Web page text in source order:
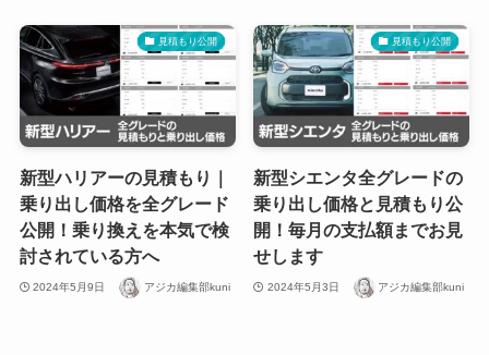
見積もり公開
新型ハリアーの見積もり｜
乗り出し価格を全グレード
公開！乗り換えを本気で検
討されている方へ
2024年5月9日 アジカ編集部kuni
見積もり公開
新型シエンタ全グレードの
乗り出し価格と見積もり公
開！毎月の支払額までお見
せします
2024年5月3日 アジカ編集部kuni